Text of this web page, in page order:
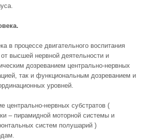
в процессе двигательного воспитания
высшей нервной деятельности и
дозреванием центрально-нервных
так и функциональным дозреванием и
уровней.
центрально-нервных субстратов (
– пирамидной моторной системы и
систем полушарий )